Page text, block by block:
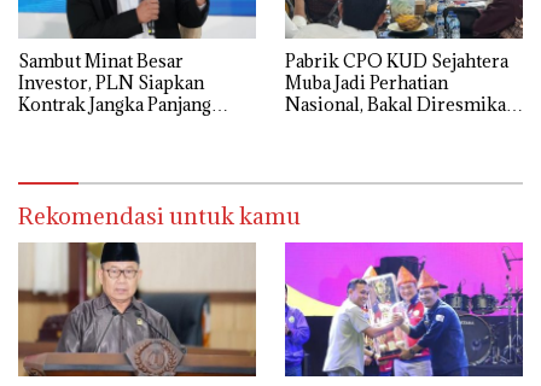
Sambut Minat Besar
Investor, PLN Siapkan
Kontrak Jangka Panjang
Pabrik CPO KUD Sejahtera
Muba Jadi Perhatian
Nasional, Bakal Diresmikan
Rekomendasi untuk kamu